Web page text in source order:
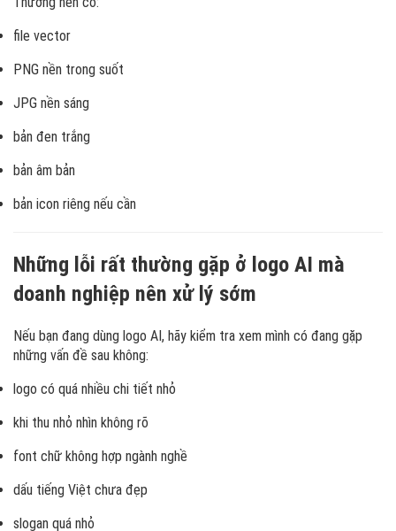
file vector
PNG nền trong suốt
JPG nền sáng
bản đen trắng
bản âm bản
bản icon riêng nếu cần
Những lỗi rất thường gặp ở logo AI mà
doanh nghiệp nên xử lý sớm
Nếu bạn đang dùng logo AI, hãy kiểm tra xem mình có đang gặp
những vấn đề sau không:
logo có quá nhiều chi tiết nhỏ
khi thu nhỏ nhìn không rõ
font chữ không hợp ngành nghề
dấu tiếng Việt chưa đẹp
slogan quá nhỏ